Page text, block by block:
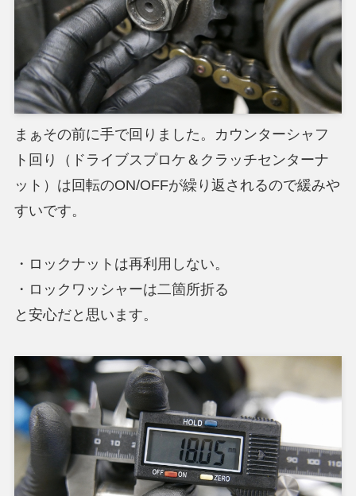
まぁその前に手で回りました。カウンターシャフ
ト回り（ドライブスプロケ＆クラッチセンターナ
ット）は回転のON/OFFが繰り返されるので緩みや
すいです。
・ロックナットは再利用しない。
・ロックワッシャーは二箇所折る
と安心だと思います。